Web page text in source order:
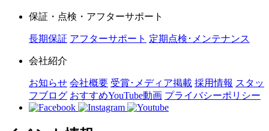
保証・点検・アフターサポート
長期保証 アフターサポート 定期点検･メンテナンス
会社紹介
お知らせ 会社概要 受賞･メディア掲載 採用情報 スタッ
フブログ おすすめYouTube動画 プライバシーポリシー